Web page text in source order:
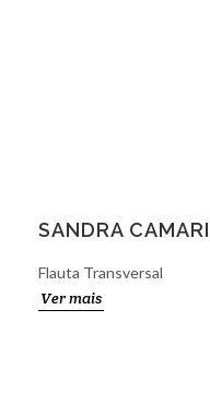
SANDRA
Flauta Transversal
Ver mais